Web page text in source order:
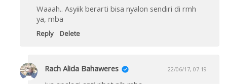
Waaah.. Asyiik berarti bisa nyalon sendiri di rmh
ya, mba
Reply Delete
Rach Alida Bahaweres 22/06/17, 07.19